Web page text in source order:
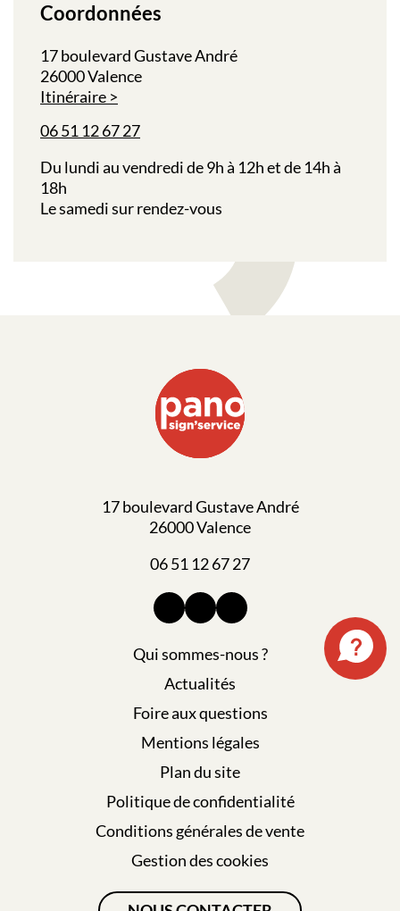
Coordonnées
17 boulevard Gustave André
26000 Valence
Itinéraire
06 51 12 67 27
Du lundi au vendredi de 9h à 12h et de 14h à
18h
Le samedi sur rendez-vous
17 boulevard Gustave André
26000 Valence
06 51 12 67 27
Qui sommes-nous ?
Actualités
Foire aux questions
Mentions légales
Plan du site
Politique de confidentialité
Conditions générales de vente
Gestion des cookies